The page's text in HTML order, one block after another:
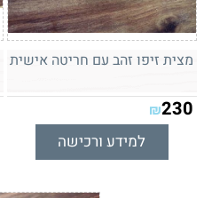
מצית זיפו זהב עם חריטה אישית
₪230
למידע ורכישה